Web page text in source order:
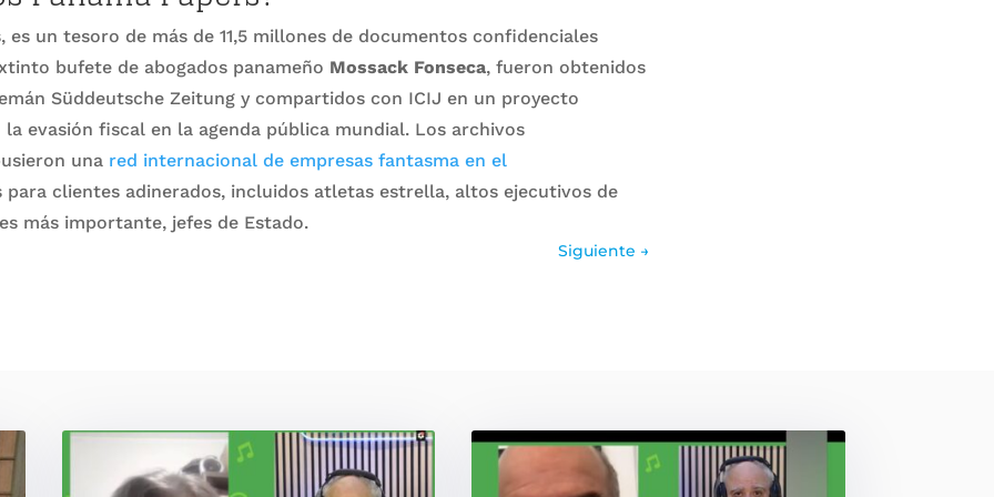
es un tesoro de más de 11,5 millones de documentos confidenciales
bufete de abogados panameño Mossack Fonseca, fueron obtenidos
Süddeutsche Zeitung y compartidos con ICIJ en un proyecto
evasión fiscal en la agenda pública mundial. Los archivos
una red internacional de empresas fantasma en el
clientes adinerados, incluidos atletas estrella, altos ejecutivos de
más importante, jefes de Estado.
Siguiente →